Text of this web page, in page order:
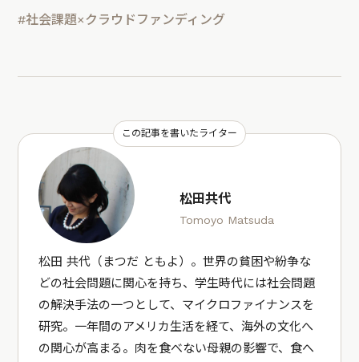
#社会課題×クラウドファンディング
この記事を書いたライター
松田共代
Tomoyo Matsuda
松田 共代（まつだ ともよ）。世界の貧困や紛争な
どの社会問題に関心を持ち、学生時代には社会問題
の解決手法の一つとして、マイクロファイナンスを
研究。一年間のアメリカ生活を経て、海外の文化へ
の関心が高まる。肉を食べない母親の影響で、食へ